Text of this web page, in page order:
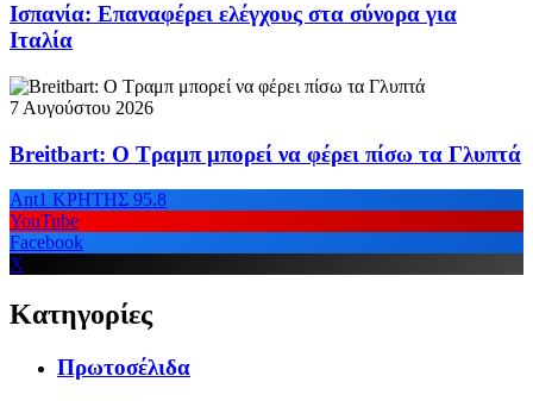
Ισπανία: Επαναφέρει ελέγχους στα σύνορα για
Ιταλία
7 Αυγούστου 2026
Breitbart: Ο Τραμπ μπορεί να φέρει πίσω τα Γλυπτά
Ant1 ΚΡΗΤΗΣ 95.8
YouTube
Facebook
X
Κατηγορίες
Πρωτοσέλιδα